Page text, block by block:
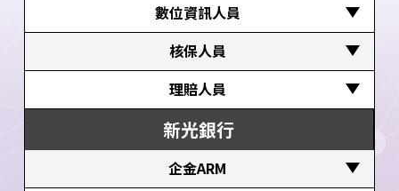
擅長金融市場資料蒐集分析、金融產品風險評估
與決策
大學以上畢業
立即應徵
數位資訊人員
有志往程式設計、APP開發、大數據分析、數位
平台規劃、使用者體驗規劃發展，並具創新思維
大學以上畢業、資訊相關科系
立即應徵
核保人員
具醫護、醫管、法律專業知識與背景
具壽險管理學會核保人員證照或通過部分考科尤
大學以上畢業、保險相關科系或醫護背景者
理賠人員
具法律、法務專業知識背景
具壽險管理學會理賠人員證照或通過部分考科尤
新光銀行
企金ARM